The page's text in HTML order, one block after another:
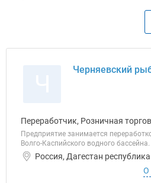
Черняевский
Переработчик, Розничная
Предприятие занимается
Волго-Каспийского водного бассейна.
Россия, Дагестан республика
О